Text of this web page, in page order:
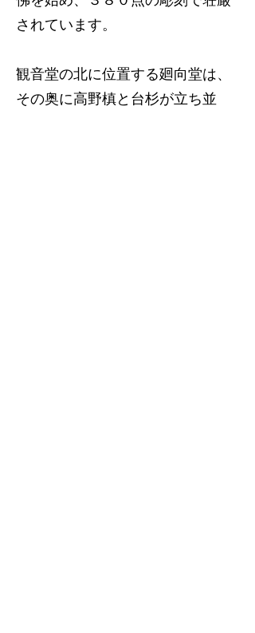
されています。
観音堂の北に位置する廻向堂は、
その奥に高野槙と台杉が立ち並